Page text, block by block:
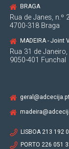
BRAGA
Rua de Janes, n.º
4700-318 Braga
MADEIRA - Joint
Rua 31 de Janeiro,
9050-401 Funchal
LISBOA 213 192
PORTO 226 051